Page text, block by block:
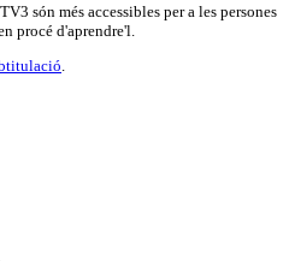
són més accessibles per a les persones
procé d'aprendre'l.